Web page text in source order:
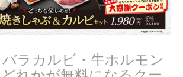
ラカルビ・牛ホルモン